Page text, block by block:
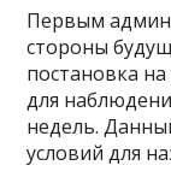
Первым
стороны
постановка
для
недель.
условий для